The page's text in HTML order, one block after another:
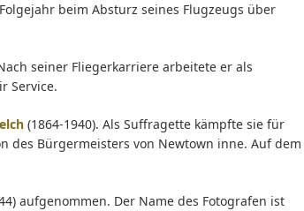
beim Absturz seines Flugzeugs über
seiner Fliegerkarriere arbeitete er als
Service.
(1864-1940). Als Suffragette kämpfte sie für
des Bürgermeisters von Newtown inne. Auf dem
aufgenommen. Der Name des Fotografen ist